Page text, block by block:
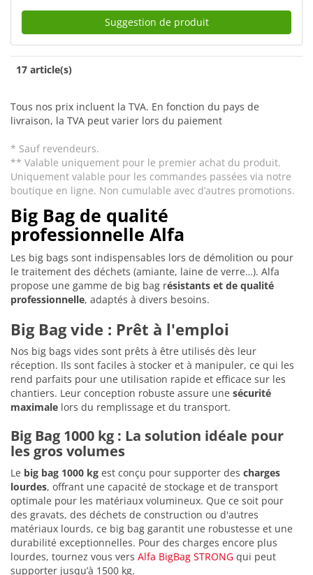
Suggestion de produit
17 article(s)
Tous nos prix incluent la TVA. En fonction du pays de
livraison, la TVA peut varier lors du paiement
* Sauf revendeurs.
** Valable uniquement pour le premier achat du produit.
Uniquement valable pour les commandes passées via notre
boutique en ligne. Non cumulable avec d’autres promotions.
Big Bag de qualité
professionnelle Alfa
Les big bags sont indispensables lors de démolition ou pour
le traitement des déchets (amiante, laine de verre…). Alfa
propose une gamme de big bag résistants et de qualité
professionnelle, adaptés à divers besoins.
Big Bag vide : Prêt à l'emploi
Nos big bags vides sont prêts à être utilisés dès leur
réception. Ils sont faciles à stocker et à manipuler, ce qui les
rend parfaits pour une utilisation rapide et efficace sur les
chantiers. Leur conception robuste assure une sécurité
maximale lors du remplissage et du transport.
Big Bag 1000 kg : La solution idéale pour
les gros volumes
Le big bag 1000 kg est conçu pour supporter des charges
lourdes, offrant une capacité de stockage et de transport
optimale pour les matériaux volumineux. Que ce soit pour
des gravats, des déchets de construction ou d'autres
matériaux lourds, ce big bag garantit une robustesse et une
durabilité exceptionnelles. Pour des charges encore plus
lourdes, tournez vous vers Alfa BigBag STRONG qui peut
supporter jusqu’à 1500 kg.